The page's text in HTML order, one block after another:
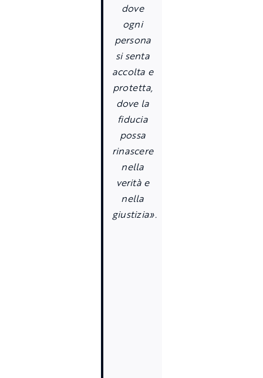
dove
ogni
persona
si senta
accolta e
protetta,
dove la
fiducia
possa
rinascere
nella
verità e
nella
giustizia».